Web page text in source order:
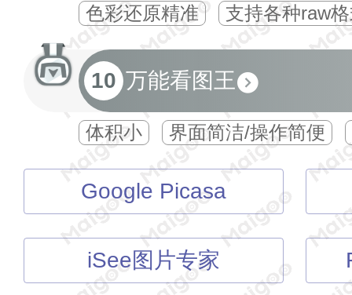
色彩还原精准 支持各种raw
10 万能看图王
体积小 界面简洁/操作简便
Google Picasa
iSee图片专家